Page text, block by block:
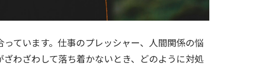
ています。仕事のプレッシャー、人間関係の悩
わざわして落ち着かないとき、どのように対処